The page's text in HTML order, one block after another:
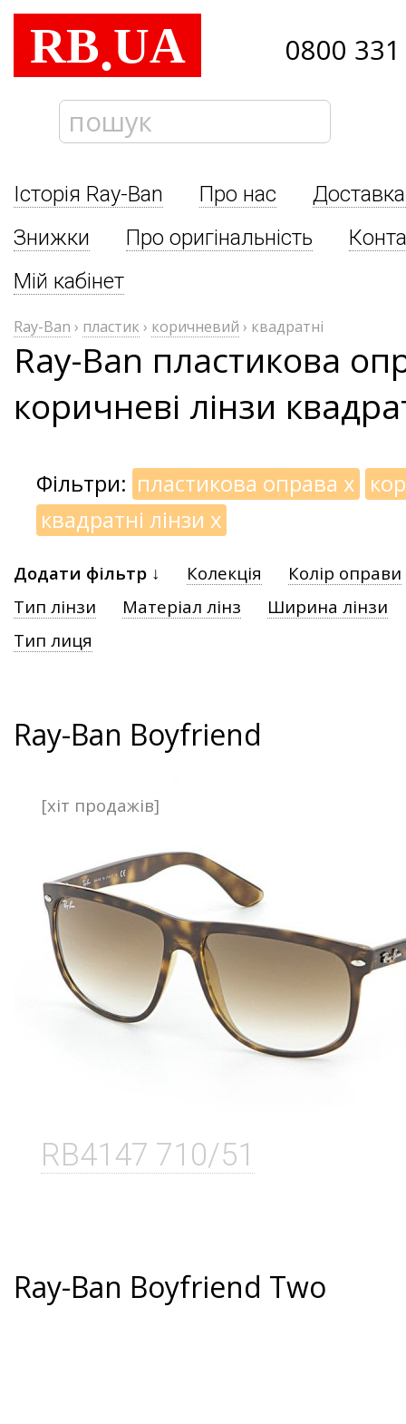
RB.UA 0800
Історія Ray-Ban Про нас
Знижки
Про оригінальність
Мій кабінет
Ray-Ban › пластик › коричневий › квадратні
Ray-Ban пластикова
коричневі лінзи
Фільтри: пластикова оправа x
квадратні лінзи x
Додати фільтр ↓ Колекція
Колір оправи
Тип лінзи
Матеріал лінз
Ширина лінзи
Тип лиця
Ray-Ban Boyfriend
RB4147 710/51
[хіт продажів]
Ray-Ban Boyfriend Two